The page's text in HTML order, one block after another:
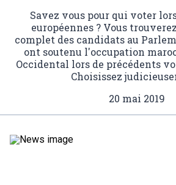
Savez vous pour qui voter
européennes ? Vous
complet des candidats au
ont soutenu l'occupation
Occidental lors de précédents
Choisissez
20 mai 2019